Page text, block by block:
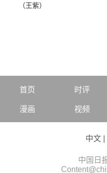
（王紫）
首页 时评
漫画 视频
中文
中国日